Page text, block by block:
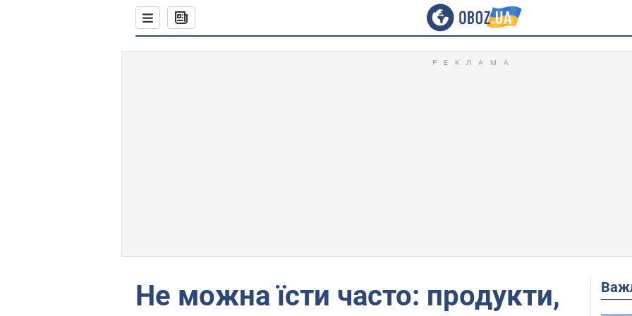
Не можна їсти часто: продукти,